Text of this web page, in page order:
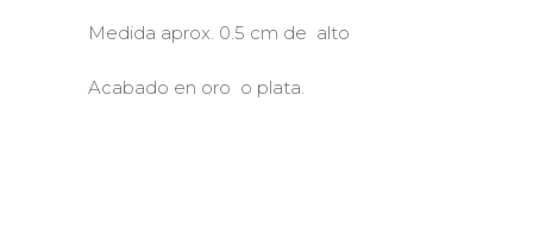
Medida aprox. 0.5 cm de alto
Acabado en oro o plata.